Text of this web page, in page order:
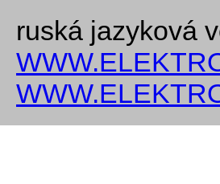
ruská jazyková